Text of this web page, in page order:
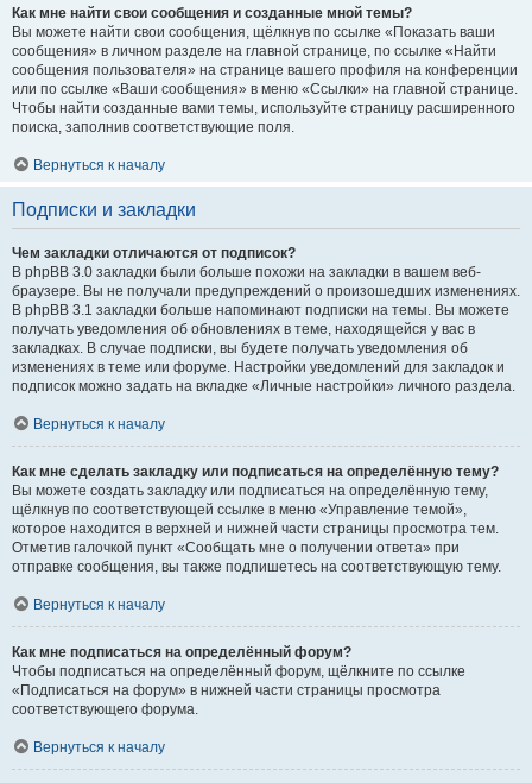
Как мне найти свои сообщения и созданные мной темы?
Вы можете найти свои сообщения, щёлкнув по ссылке «Показать ваши
сообщения» в личном разделе на главной странице, по ссылке «Найти
сообщения пользователя» на странице вашего профиля на конференции
или по ссылке «Ваши сообщения» в меню «Ссылки» на главной странице.
Чтобы найти созданные вами темы, используйте страницу расширенного
поиска, заполнив соответствующие поля.
Вернуться к началу
Подписки и закладки
Чем закладки отличаются от подписок?
В phpBB 3.0 закладки были больше похожи на закладки в вашем веб-
браузере. Вы не получали предупреждений о произошедших изменениях.
В phpBB 3.1 закладки больше напоминают подписки на темы. Вы можете
получать уведомления об обновлениях в теме, находящейся у вас в
закладках. В случае подписки, вы будете получать уведомления об
изменениях в теме или форуме. Настройки уведомлений для закладок и
подписок можно задать на вкладке «Личные настройки» личного раздела.
Вернуться к началу
Как мне сделать закладку или подписаться на определённую тему?
Вы можете создать закладку или подписаться на определённую тему,
щёлкнув по соответствующей ссылке в меню «Управление темой»,
которое находится в верхней и нижней части страницы просмотра тем.
Отметив галочкой пункт «Сообщать мне о получении ответа» при
отправке сообщения, вы также подпишетесь на соответствующую тему.
Вернуться к началу
Как мне подписаться на определённый форум?
Чтобы подписаться на определённый форум, щёлкните по ссылке
«Подписаться на форум» в нижней части страницы просмотра
соответствующего форума.
Вернуться к началу